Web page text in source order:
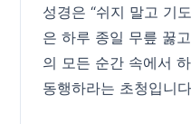
성경은 “쉬지 말고 기
은 하루 종일 무릎 꿇
의 모든 순간 속에서
동행하라는 초청입니